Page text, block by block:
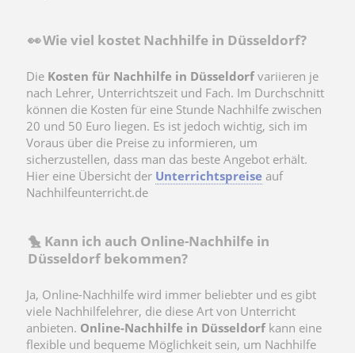
👀 Wie viel kostet Nachhilfe in Düsseldorf?
Die Kosten für Nachhilfe in Düsseldorfvariieren je
nach Lehrer, Unterrichtszeit und Fach. Im Durchschnitt
können die Kosten für eine Stunde Nachhilfe zwischen
20 und 50 Euro liegen. Es ist jedoch wichtig, sich im
Voraus über die Preise zu informieren, um
sicherzustellen, dass man das beste Angebot erhält.
Hier eine Übersicht der Unterrichtspreise auf
Nachhilfeunterricht.de
🐤 Kann ich auch Online-Nachhilfe in
Düsseldorf bekommen?
Ja, Online-Nachhilfe wird immer beliebter und es gibt
viele Nachhilfelehrer, die diese Art von Unterricht
anbieten. Online-Nachhilfe in Düsseldorfkann eine
flexible und bequeme Möglichkeit sein, um Nachhilfe